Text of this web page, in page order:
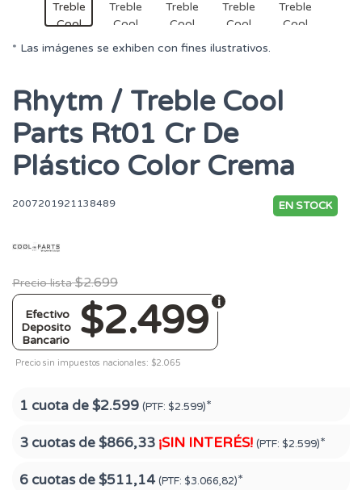
* Las imágenes se exhiben con fines ilustrativos.
Rhytm / Treble Cool
Parts Rt01 Cr De
Plástico Color Crema
2007201921138489 EN STOCK
Precio lista $2.699
$2.499
Efectivo
Deposito
Bancario
Precio sin impuestos nacionales: $2.065
1 cuota de$2.599 (PTF: $2.599)*
3 cuotas de$866,33 ¡SIN INTERÉS! (PTF: $2.599)*
6 cuotas de$511,14 (PTF: $3.066,82)*